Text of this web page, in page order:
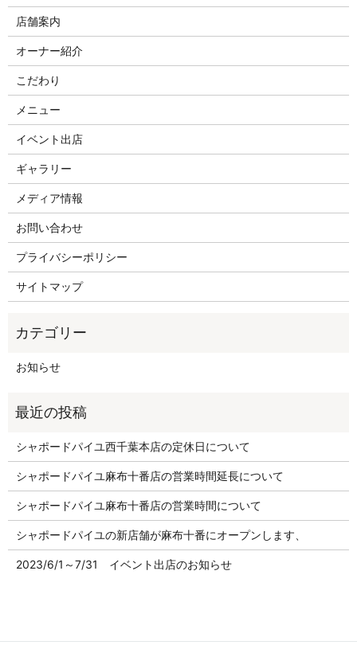
店舗案内
オーナー紹介
こだわり
メニュー
イベント出店
ギャラリー
メディア情報
お問い合わせ
プライバシーポリシー
サイトマップ
お知らせ
シャポードパイユ西千葉本店の定休日について
シャポードパイユ麻布十番店の営業時間延長について
シャポードパイユ麻布十番店の営業時間について
シャポードパイユの新店舗が麻布十番にオープンします、
2023/6/1～7/31 イベント出店のお知らせ